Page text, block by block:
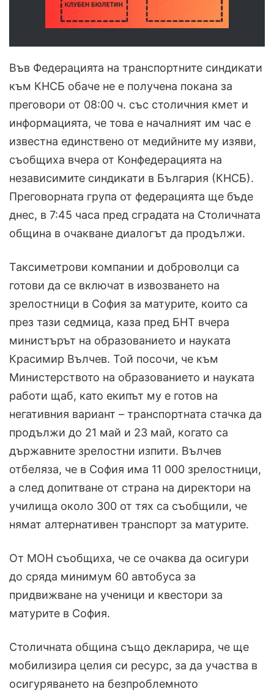
Във Федерацията на транспортните синдикати
към КНСБ обаче не е получена покана за
преговори от 08:00 ч. със столичния кмет и
информацията, че това е началният им час е
известна единствено от медийните му изяви,
съобщиха вчера от Конфедерацията на
независимите синдикати в България (КНСБ).
Преговорната група от федерацията ще бъде
днес, в 7:45 часа пред сградата на Столичната
община в очакване диалогът да продължи.
Таксиметрови компании и доброволци са
готови да се включат в извозването на
зрелостници в София за матурите, които са
през тази седмица, каза пред БНТ вчера
министърът на образованието и науката
Красимир Вълчев. Той посочи, че към
Министерството на образованието и науката
работи щаб, като екипът му е готов на
негативния вариант – транспортната стачка да
продължи до 21 май и 23 май, когато са
държавните зрелостни изпити. Вълчев
отбеляза, че в София има 11 000 зрелостници,
а след допитване от страна на директори на
училища около 300 от тях са съобщили, че
нямат алтернативен транспорт за матурите.
От МОН съобщиха, че се очаква да осигури
до сряда минимум 60 автобуса за
придвижване на ученици и квестори за
матурите в София.
Столичната община също декларира, че ще
мобилизира целия си ресурс, за да участва в
осигуряването на безпроблемното